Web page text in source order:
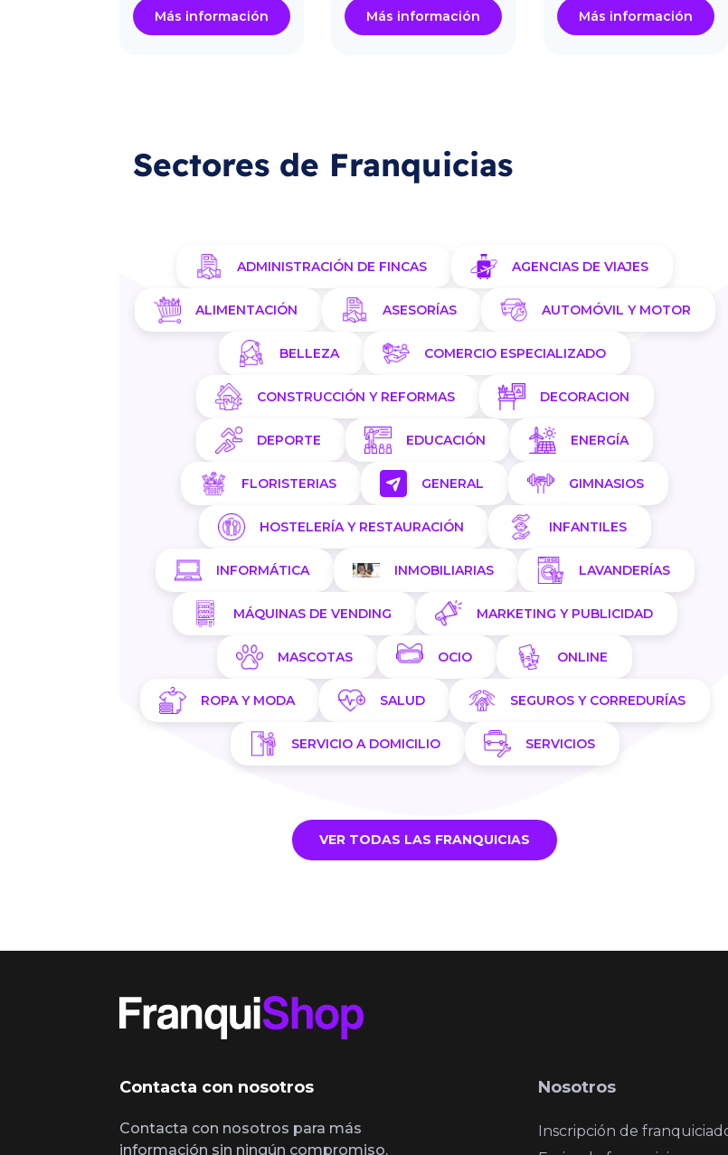
Más información Más información Más información
Sectores de Franquicias
ADMINISTRACIÓN DE FINCAS AGENCIAS DE VIAJES
ALIMENTACIÓN ASESORÍAS AUTOMÓVIL Y MOTOR
BELLEZA COMERCIO ESPECIALIZADO
CONSTRUCCIÓN Y REFORMAS DECORACION
DEPORTE EDUCACIÓN ENERGÍA
FLORISTERIAS GENERAL GIMNASIOS
HOSTELERÍA Y RESTAURACIÓN INFANTILES
INFORMÁTICA INMOBILIARIAS LAVANDERÍAS
MÁQUINAS DE VENDING MARKETING Y PUBLICIDAD
MASCOTAS OCIO ONLINE
ROPA Y MODA SALUD SEGUROS Y CORREDURÍAS
SERVICIO A DOMICILIO SERVICIOS
VER TODAS LAS FRANQUICIAS
Contacta con nosotros
Contacta con nosotros para más
información sin ningún compromiso.
Nosotros
Inscripción de